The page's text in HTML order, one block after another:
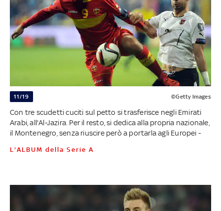
11/19 ©Getty Images
Con tre scudetti cuciti sul petto si trasferisce negli Emirati
Arabi, all'Al-Jazira. Per il resto, si dedica alla propria nazionale,
il Montenegro, senza riuscire però a portarla agli Europei -
L'ALBUM della Serie A